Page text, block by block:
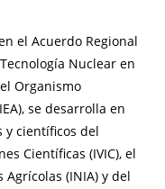
el Acuerdo Regional
Nuclear en
Organismo
se desarrolla en
y científicos del
Científicas (IVIC), el
(INIA) y del